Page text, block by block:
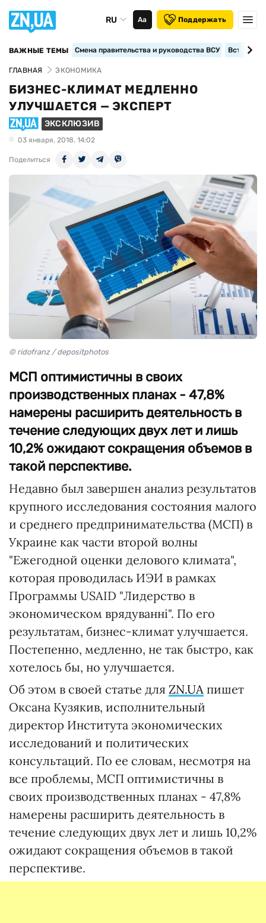
RU Аа Поддержать
ВАЖНЫЕ ТЕМЫ Смена правительства и руководства ВСУ
ГЛАВНАЯ ЭКОНОМИКА
БИЗНЕС-КЛИМАТ МЕДЛЕННО
УЛУЧШАЕТСЯ — ЭКСПЕРТ
ЭКСКЛЮЗИВ
03 января, 2018, 14:02
Поделиться
© ridofranz / depositphotos
МСП оптимистичны в своих
производственных планах - 47,8%
намерены расширить деятельность в
течение следующих двух лет и лишь
10,2% ожидают сокращения объемов в
такой перспективе.
Недавно был завершен анализ результатов
крупного исследования состояния малого
и среднего предпринимательства (МСП) в
Украине как части второй волны
"Ежегодной оценки делового климата",
которая проводилась ИЭИ в рамках
Программы USAID "Лидерство в
экономическом врядуванні". По его
результатам, бизнес-климат улучшается.
Постепенно, медленно, не так быстро, как
хотелось бы, но улучшается.
Об этом в своей статье для ZN.UA пишет
Оксана Кузякив, исполнительный
директор Института экономических
исследований и политических
консультаций. По ее словам, несмотря на
все проблемы, МСП оптимистичны в
своих производственных планах - 47,8%
намерены расширить деятельность в
течение следующих двух лет и лишь 10,2%
ожидают сокращения объемов в такой
перспективе.